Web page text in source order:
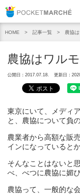
HOME 記事一覧 農協
農協はワル
公開日：2017.07.18. 更新日：
東京にいて、メディ
と、農協について負
農業者から高額な販
インになっているとか
そんなことはないと
べ、べつに農協に媚
農協って、一般的な